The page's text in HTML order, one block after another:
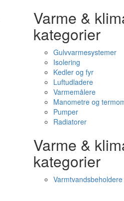
Varme &
kategorier
Gulvvarmesystemer
Isolering
Kedler og fyr
Luftudladere
Varmemålere
Manometre og
Pumper
Radiatorer
Varme &
kategorier
Varmtvandsbeholdere